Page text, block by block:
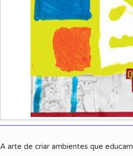
A arte de criar ambientes que educam